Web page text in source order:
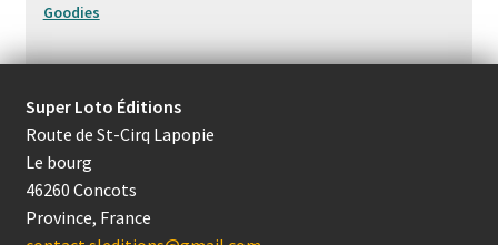
Goodies
Super Loto Éditions
Route de St-Cirq Lapopie
Le bourg
46260 Concots
Province, France